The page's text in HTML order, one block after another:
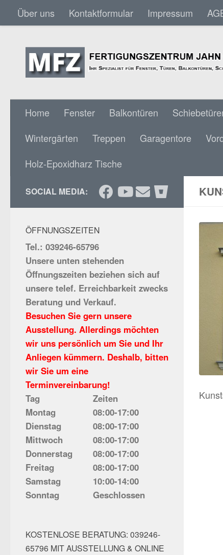
Skip to content
Über uns Kontaktformular Impressum
Home Fenster Balkontüren
Wintergärten
Treppen Garagentore
Holz-Epoxidharz Tische
SOCIAL MEDIA:
ÖFFNUNGSZEITEN
Tel.: 039246-65796
Unsere unten stehenden
Öffnungszeiten beziehen sich auf
unsere telef. Erreichbarkeit zwecks
Beratung und Verkauf.
Besuchen Sie gern unsere
Ausstellung. Allerdings möchten
wir uns persönlich um Sie und Ihr
Anliegen kümmern. Deshalb, bitten
wir Sie um eine
Terminvereinbarung!
Tag
Zeiten
Montag
08:00-17:00
Dienstag
08:00-17:00
Mittwoch
08:00-17:00
Donnerstag
08:00-17:00
Freitag
08:00-17:00
Samstag
10:00-14:00
Sonntag
Geschlossen
KOSTENLOSE BERATUNG: 039246-
65796 MIT AUSSTELLUNG & ONLINE